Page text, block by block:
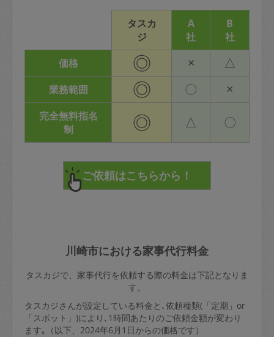
タスカ
ジ
A
社
B
社
価格
◎ × △
業務範囲 ◎ 〇 ×
完全無料指名
制
◎ △ 〇
川崎市における家事代行料金
タスカジで、家事代行を依頼する際の料金は下記となりま
す。
タスカジさんが設定している料金と､依頼種類(「定期」or
「スポット」)により､1時間あたりのご依頼金額が変わり
ます｡（以下、2024年6月1日からの価格です）